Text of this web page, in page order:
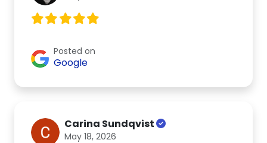
Posted on
Google
Carina Sundqvist
May 18, 2026